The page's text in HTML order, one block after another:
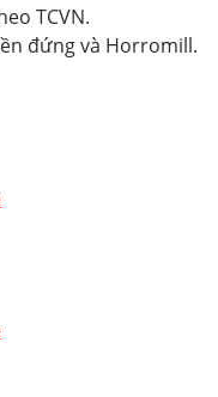
TCVN.
đứng và Horromill.